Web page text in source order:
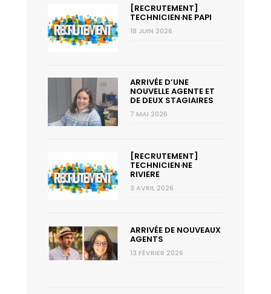
[RECRUTEMENT]
TECHNICIEN·NE PAPI
18 JUIN 2026
ARRIVÉE D’UNE
NOUVELLE AGENTE ET
DE DEUX STAGIAIRES
7 MAI 2026
[RECRUTEMENT]
TECHNICIEN·NE
RIVIERE
3 AVRIL 2026
ARRIVÉE DE NOUVEAUX
AGENTS
13 FÉVRIER 2026